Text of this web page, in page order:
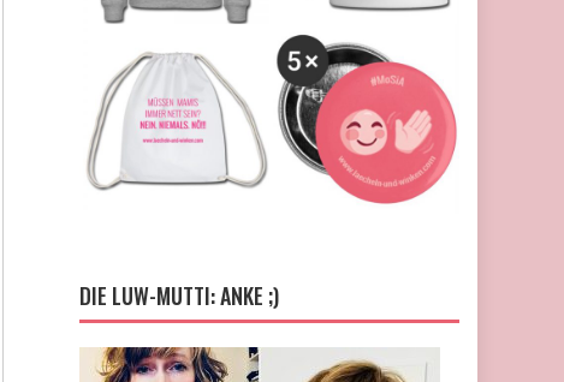
DIE LUW-MUTTI: ANKE ;)